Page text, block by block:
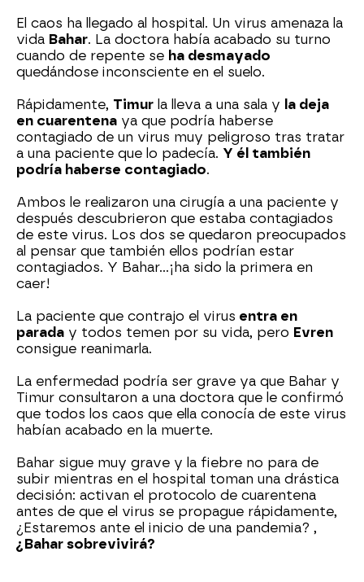
El caos ha llegado al hospital. Un virus amenaza la
vida Bahar. La doctora había acabado su turno
cuando de repente se ha desmayado
quedándose inconsciente en el suelo.
Rápidamente, Timur la lleva a una sala y la deja
en cuarentena ya que podría haberse
contagiado de un virus muy peligroso tras tratar
a una paciente que lo padecía. Y él también
podría haberse contagiado.
Ambos le realizaron una cirugía a una paciente y
después descubrieron que estaba contagiados
de este virus. Los dos se quedaron preocupados
al pensar que también ellos podrían estar
contagiados. Y Bahar…¡ha sido la primera en
caer!
La paciente que contrajo el virus entra en
parada y todos temen por su vida, pero Evren
consigue reanimarla.
La enfermedad podría ser grave ya que Bahar y
Timur consultaron a una doctora que le confirmó
que todos los caos que ella conocía de este virus
habían acabado en la muerte.
Bahar sigue muy grave y la fiebre no para de
subir mientras en el hospital toman una drástica
decisión: activan el protocolo de cuarentena
antes de que el virus se propague rápidamente,
¿Estaremos ante el inicio de una pandemia? ,
¿Bahar sobrevivirá?